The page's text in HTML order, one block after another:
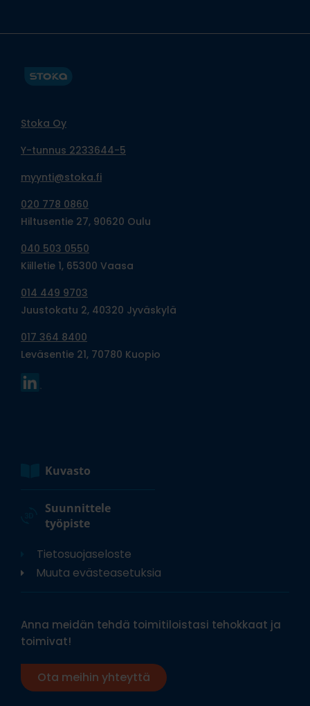
Stoka Oy
Y-tunnus 2233644-5
myynti@stoka.fi
020 778 0860
Hiltusentie 27, 90620 Oulu
040 503 0550
Kiilletie 1, 65300 Vaasa
014 449 9703
Juustokatu 2, 40320 Jyväskylä
017 364 8400
Leväsentie 21, 70780 Kuopio
Kuvasto
Suunnittele
työpiste
Tietosuojaseloste
Muuta evästeasetuksia
Anna meidän tehdä toimitiloistasi tehokkaat ja
toimivat!
Ota meihin yhteyttä